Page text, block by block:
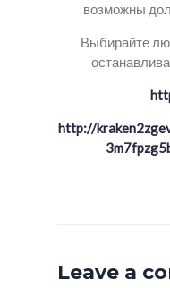
возможны
Выбирайте
http://
Leave a